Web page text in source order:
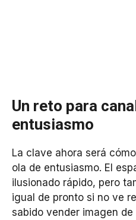
Un reto para
entusiasmo
La clave ahora será
ola de entusiasmo. El
ilusionado rápido, pero
igual de pronto si no ve
sabido vender imagen